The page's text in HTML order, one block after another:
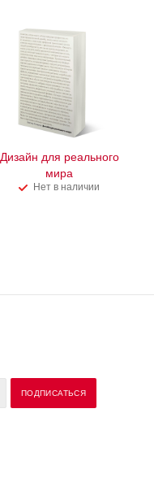
Дизайн для реального
мира
Нет в наличии